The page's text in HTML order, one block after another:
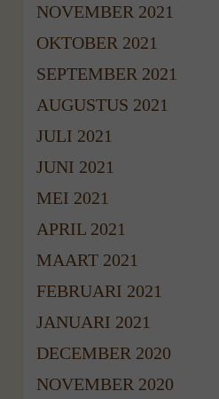
NOVEMBER 2021
OKTOBER 2021
SEPTEMBER 2021
AUGUSTUS 2021
JULI 2021
JUNI 2021
MEI 2021
APRIL 2021
MAART 2021
FEBRUARI 2021
JANUARI 2021
DECEMBER 2020
NOVEMBER 2020